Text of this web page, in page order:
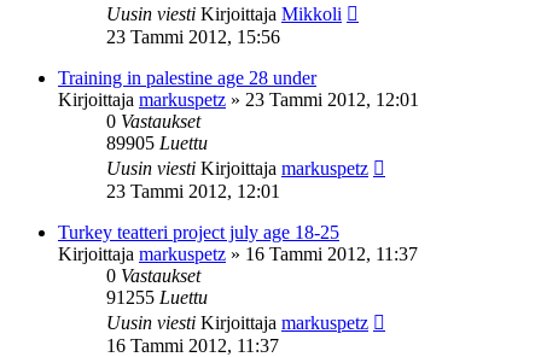
Uusin viesti Kirjoittaja Mikkoli
23 Tammi 2012, 15:56
Training in palestine age 28 under
Kirjoittaja markuspetz » 23 Tammi 2012, 12:01
0 Vastaukset
89905 Luettu
Uusin viesti Kirjoittaja markuspetz
23 Tammi 2012, 12:01
Turkey teatteri project july age 18-25
Kirjoittaja markuspetz » 16 Tammi 2012, 11:37
0 Vastaukset
91255 Luettu
Uusin viesti Kirjoittaja markuspetz
16 Tammi 2012, 11:37